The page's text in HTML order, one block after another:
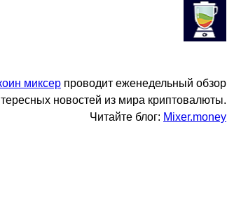
миксер проводит еженедельный обзор
новостей из мира криптовалюты.
Читайте блог: Mixer.money